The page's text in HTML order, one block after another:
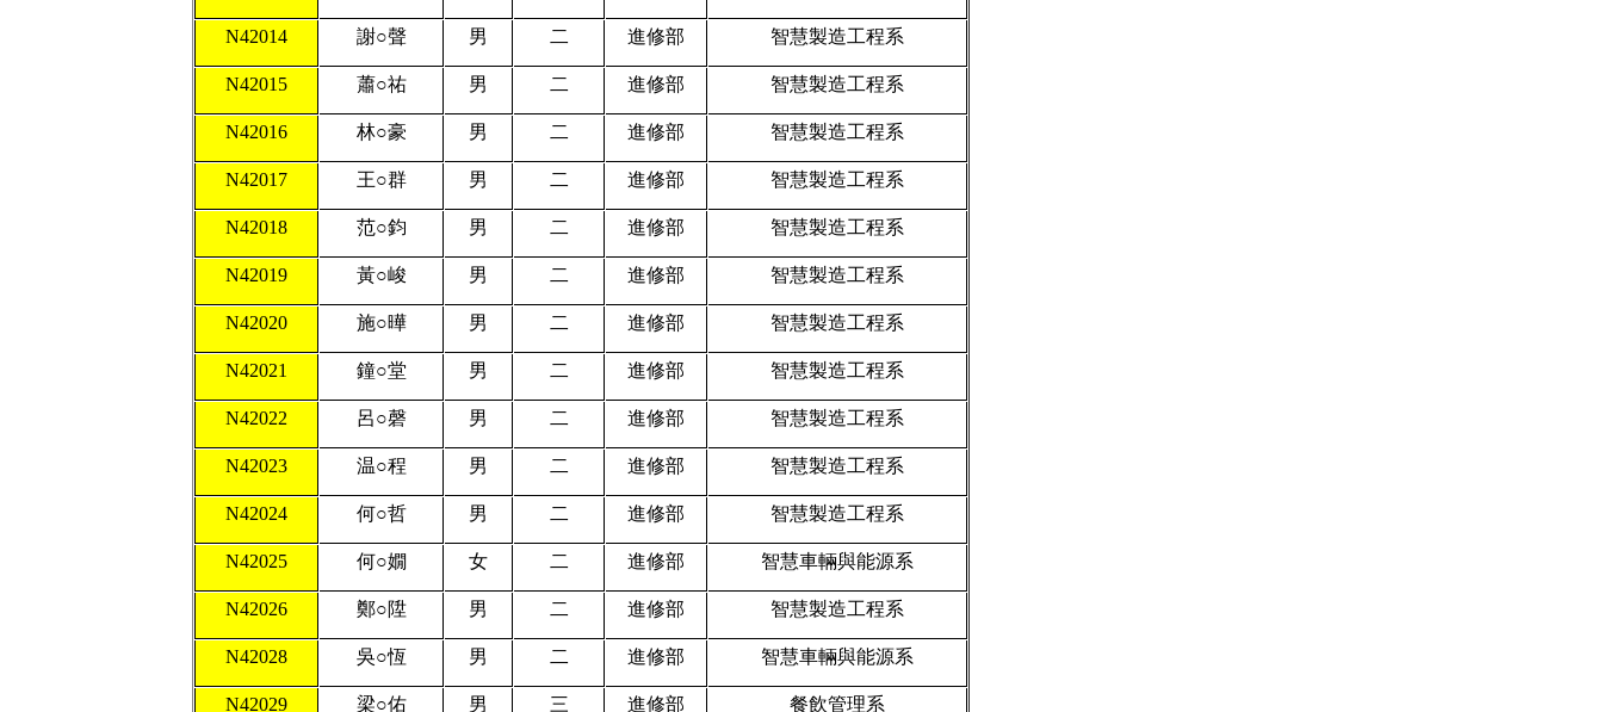
N42014 謝○聲 男 二 進修部 智慧製造工程系
N42015 蕭○祐 男 二 進修部 智慧製造工程系
N42016 林○豪 男 二 進修部 智慧製造工程系
N42017 王○群 男 二 進修部 智慧製造工程系
N42018 范○鈞 男 二 進修部 智慧製造工程系
N42019 黃○峻 男 二 進修部 智慧製造工程系
N42020 施○曄 男 二 進修部 智慧製造工程系
N42021 鐘○堂 男 二 進修部 智慧製造工程系
N42022 呂○磬 男 二 進修部 智慧製造工程系
N42023 温○程 男 二 進修部 智慧製造工程系
N42024 何○哲 男 二 進修部 智慧製造工程系
N42025 何○嫺 女 二 進修部 智慧車輛與能源系
N42026 鄭○陞 男 二 進修部 智慧製造工程系
N42028 吳○恆 男 二 進修部 智慧車輛與能源系
N42029 梁○佑 男 三 進修部 餐飲管理系